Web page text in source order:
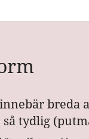
breda
tydlig